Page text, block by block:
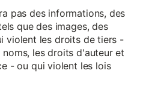
pas des informations, des
que des images, des
violent les droits de tiers -
les droits d'auteur et
- ou qui violent les lois